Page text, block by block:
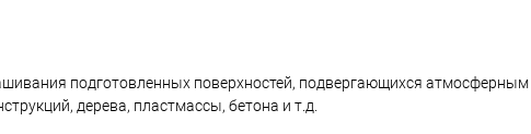
подготовленных поверхностей, подвергающихся атмосферным
дерева, пластмассы, бетона и т.д.